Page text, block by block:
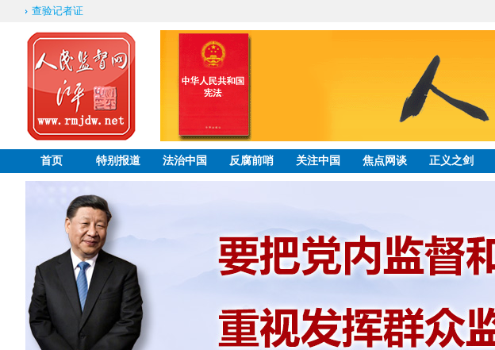
查验记者证
首页 特别报道 法治中国 反腐前哨 关注中国 焦点网谈 正义之剑